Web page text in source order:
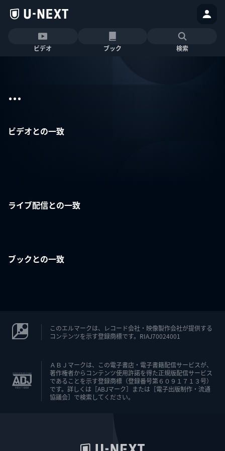
ビデオ ブック 検索
...
ビデオとの一致
ライブ配信との一致
ブックとの一致
このエルマークは、レコード会社・映像製作会社が提供する
コンテンツを示す登録商標です。RIAJ70024001
ＡＢＪマークは、この電子書店・電子書籍配信サービスが、
著作権者からコンテンツ使用許諾を得た正規版配信サービス
であることを示す登録商標（登録番号第６０９１７１３号）
です。詳しくは［ABJマーク］または［電子出版制作・流通
協議会］で検索してください。